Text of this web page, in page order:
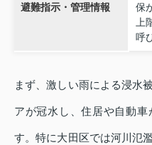
避難指示・管理情報
保
上
呼
まず、激しい雨による浸水
アが冠水し、住居や自動
す。特に大田区では河川氾